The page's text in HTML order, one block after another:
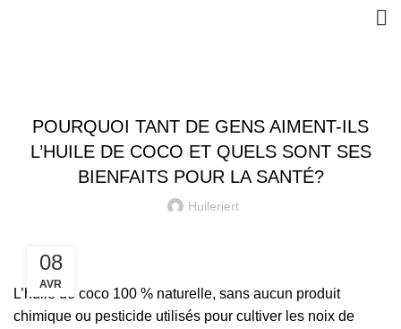
POURQUOI TANT DE GENS AIMENT-ILS
L’HUILE DE COCO ET QUELS SONT SES
BIENFAITS POUR LA SANTÉ?
Huileriert
08
AVR
L’huile de coco 100 % naturelle, sans aucun produit
chimique ou pesticide utilisés pour cultiver les noix de